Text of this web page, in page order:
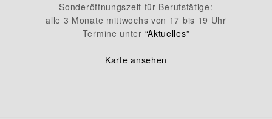
Sonderöffnungszeit für Berufstätige:
alle 3 Monate mittwochs von 17 bis 19 Uhr
Termine unter “Aktuelles”
Karte ansehen